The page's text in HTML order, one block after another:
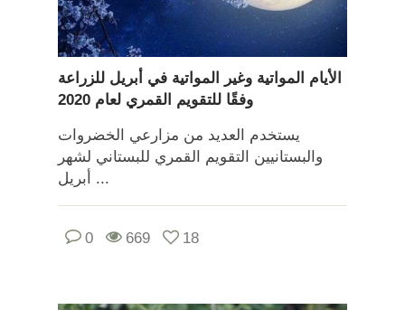
الأيام المواتية وغير المواتية في أبريل للزراعة
وفقًا للتقويم القمري لعام 2020
يستخدم العديد من مزارعي الخضروات
والبستانيين التقويم القمري للبستاني لشهر
أبريل ...
0 669 18